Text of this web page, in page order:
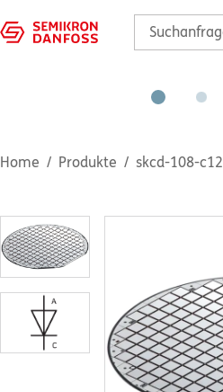
Home Produkte skcd-108-